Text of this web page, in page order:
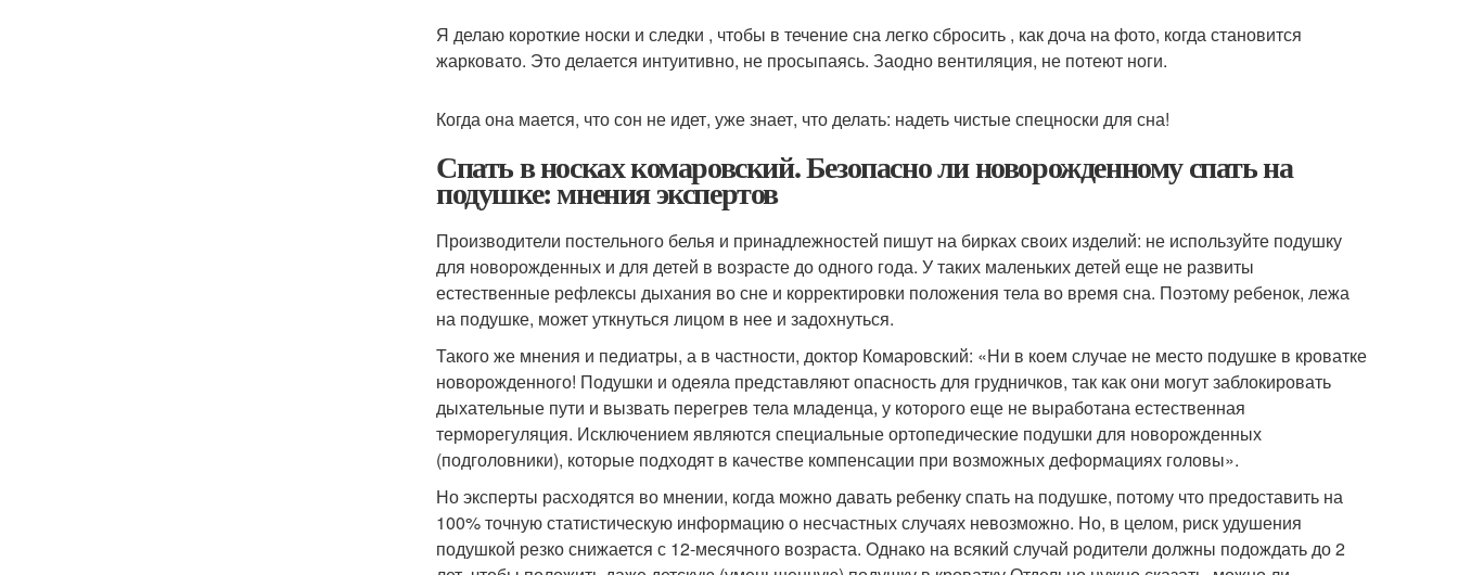
Я делаю короткие носки и следки , чтобы в течение сна легко сбросить , как доча на фото, когда становится
жарковато. Это делается интуитивно, не просыпаясь. Заодно вентиляция, не потеют ноги.
Когда она мается, что сон не идет, уже знает, что делать: надеть чистые спецноски для сна!
Спать в носках комаровский. Безопасно ли новорожденному спать на
подушке: мнения экспертов
Производители постельного белья и принадлежностей пишут на бирках своих изделий: не используйте подушку
для новорожденных и для детей в возрасте до одного года. У таких маленьких детей еще не развиты
естественные рефлексы дыхания во сне и корректировки положения тела во время сна. Поэтому ребенок, лежа
на подушке, может уткнуться лицом в нее и задохнуться.
Такого же мнения и педиатры, а в частности, доктор Комаровский: «Ни в коем случае не место подушке в кроватке
новорожденного! Подушки и одеяла представляют опасность для грудничков, так как они могут заблокировать
дыхательные пути и вызвать перегрев тела младенца, у которого еще не выработана естественная
терморегуляция. Исключением являются специальные ортопедические подушки для новорожденных
(подголовники), которые подходят в качестве компенсации при возможных деформациях головы».
Но эксперты расходятся во мнении, когда можно давать ребенку спать на подушке, потому что предоставить на
100% точную статистическую информацию о несчастных случаях невозможно. Но, в целом, риск удушения
подушкой резко снижается с 12-месячного возраста. Однако на всякий случай родители должны подождать до 2